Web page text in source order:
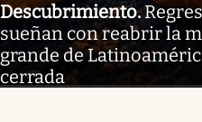
Descubrimiento.
sueñan con reabrir la
grande de
cerrada